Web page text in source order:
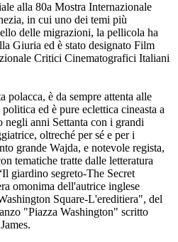
alla 80a Mostra Internazionale
in cui uno dei temi più
delle migrazioni, la pellicola ha
Giuria ed è stato designato Film
Critici Cinematografici Italiani
è da sempre attenta alle
ed è pure eclettica cineasta a
negli anni Settanta con i grandi
oltreché per sé e per i
grande Wajda, e notevole regista,
tematiche tratte dalle letteratura
giardino segreto-The Secret
omonima dell'autrice inglese
Square-L'ereditiera", del
"Piazza Washington" scritto